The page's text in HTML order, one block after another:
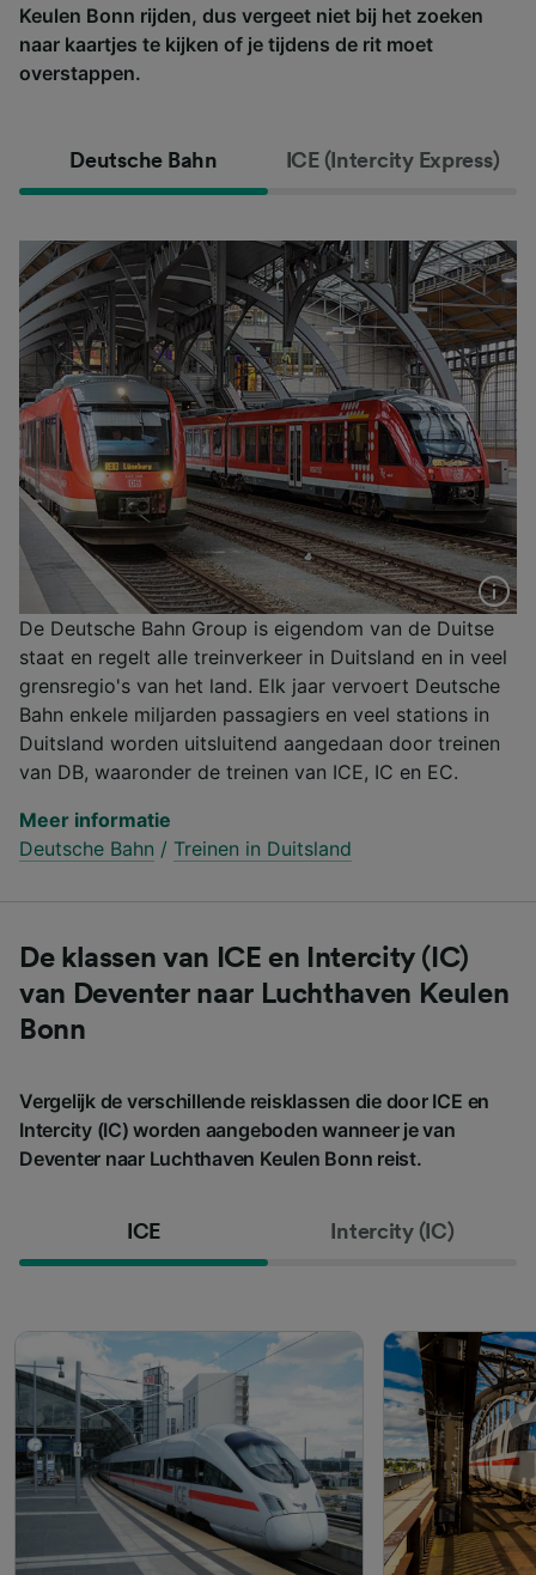
Keulen Bonn rijden, dus vergeet niet bij het zoeken
naar kaartjes te kijken of je tijdens de rit moet
overstappen.
Deutsche Bahn ICE (Intercity Express)
De Deutsche Bahn Group is eigendom van de Duitse
staat en regelt alle treinverkeer in Duitsland en in veel
grensregio's van het land. Elk jaar vervoert Deutsche
Bahn enkele miljarden passagiers en veel stations in
Duitsland worden uitsluitend aangedaan door treinen
van DB, waaronder de treinen van ICE, IC en EC.
Meer informatie
Deutsche Bahn / Treinen in Duitsland
De klassen van ICE en Intercity (IC)
van Deventer naar Luchthaven Keulen
Bonn
Vergelijk de verschillende reisklassen die door ICE en
Intercity (IC) worden aangeboden wanneer je van
Deventer naar Luchthaven Keulen Bonn reist.
ICE Intercity (IC)